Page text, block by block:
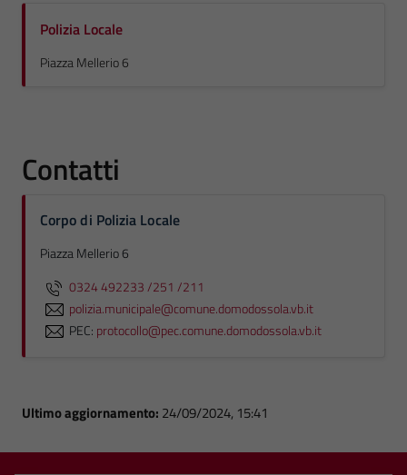
Polizia Locale
Piazza Mellerio 6
Contatti
Corpo di Polizia Locale
Piazza Mellerio 6
0324 492233 /251 /211
polizia.municipale@comune.domodossola.vb.it
PEC: protocollo@pec.comune.domodossola.vb.it
Ultimo aggiornamento: 24/09/2024, 15:41